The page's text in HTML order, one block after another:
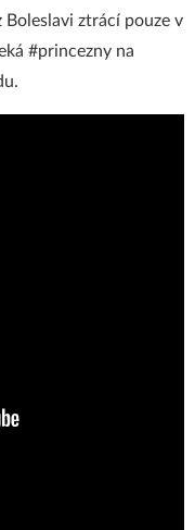
Boleslavi ztrácí pouze v
#princezny na